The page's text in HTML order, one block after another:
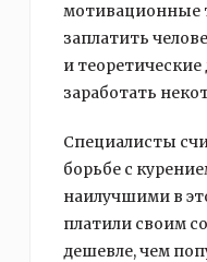
мотивационные
заплатить
и
заработать
Специалисты
борьбе с
наилучшими в
платили своим
дешевле, чем